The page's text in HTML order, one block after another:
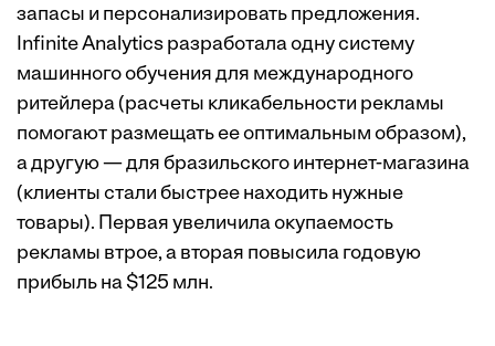
запасы и персонализировать предложения.
Infinite Analytics разработала одну систему
машинного обучения для международного
ритейлера (расчеты кликабельности рекламы
помогают размещать ее оптимальным образом),
а другую — для бразильского интернет-магазина
(клиенты стали быстрее находить нужные
товары). Первая увеличила окупаемость
рекламы втрое, а вторая повысила годовую
прибыль на $125 млн.